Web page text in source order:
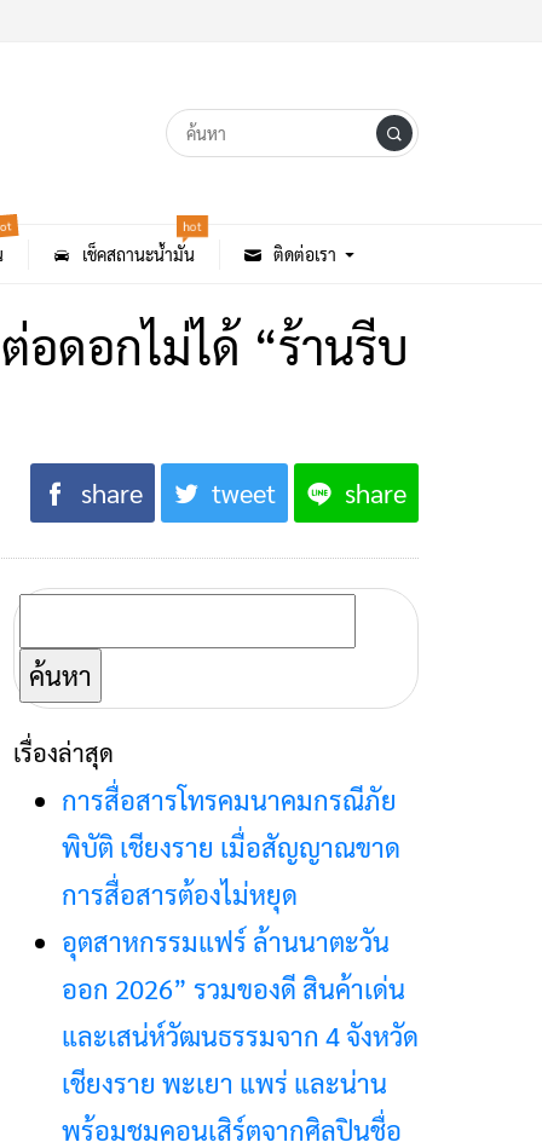
เช็คสถานะน้ำมัน
hot
ติดต่อเรา
อดอกไม่ได้ “ร้านรีบ
share tweet share
ค้นหา
สำหรับ:
เรื่องล่าสุด
การสื่อสารโทรคมนาคมกรณีภัย
พิบัติ เชียงราย เมื่อสัญญาณขาด
การสื่อสารต้องไม่หยุด
อุตสาหกรรมแฟร์ ล้านนาตะวัน
ออก 2026” รวมของดี สินค้าเด่น
และเสน่ห์วัฒนธรรมจาก 4 จังหวัด
เชียงราย พะเยา แพร่ และน่าน
พร้อมชมคอนเสิร์ตจากศิลปินชื่อ